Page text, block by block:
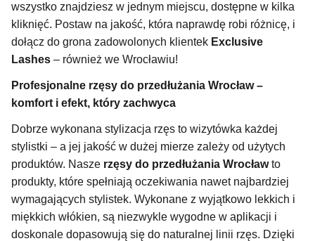
wszystko znajdziesz w jednym miejscu, dostępne w kilka
kliknięć. Postaw na jakość, która naprawdę robi różnicę, i
dołącz do grona zadowolonych klientek Exclusive
Lashes – również we Wrocławiu!
Profesjonalne rzęsy do przedłużania Wrocław –
komfort i efekt, który zachwyca
Dobrze wykonana stylizacja rzęs to wizytówka każdej
stylistki – a jej jakość w dużej mierze zależy od użytych
produktów. Nasze rzęsy do przedłużania Wrocławto
produkty, które spełniają oczekiwania nawet najbardziej
wymagających stylistek. Wykonane z wyjątkowo lekkich i
miękkich włókien, są niezwykle wygodne w aplikacji i
doskonale dopasowują się do naturalnej linii rzęs. Dzięki